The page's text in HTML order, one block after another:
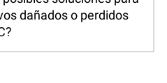
dañados o perdidos